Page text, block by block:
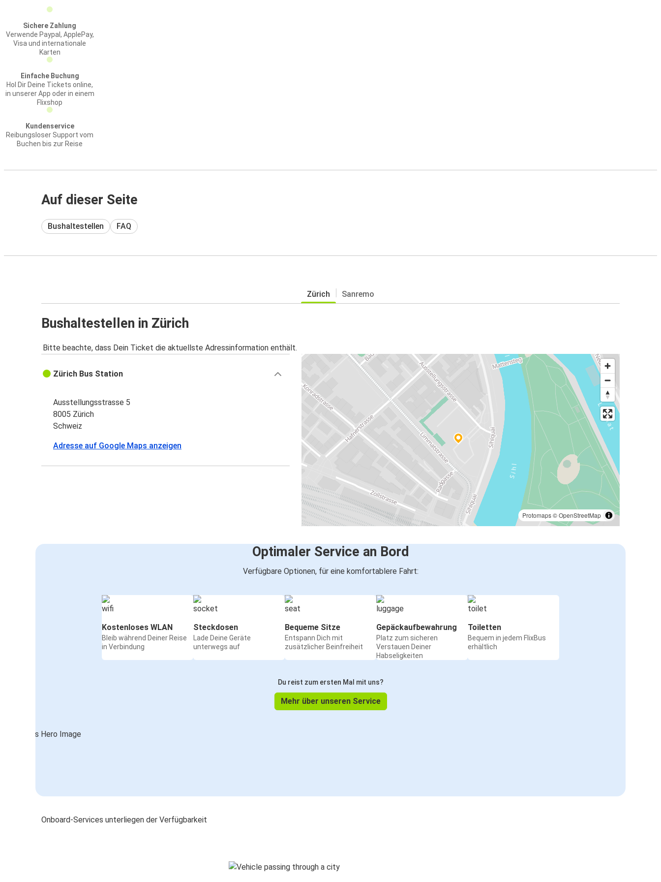
Sichere Zahlung
Verwende Paypal, ApplePay,
Visa und internationale
Karten
Einfache Buchung
Hol Dir Deine Tickets online,
in unserer App oder in einem
Flixshop
Kundenservice
Reibungsloser Support vom
Buchen bis zur Reise
Auf dieser Seite
Bushaltestellen FAQ
Zürich Sanremo
Bushaltestellen in Zürich
Bitte beachte, dass Dein Ticket die aktuellste Adressinformation enthält.
Protomaps©OpenStreetMap
Zürich Bus Station
Ausstellungsstrasse 5
8005 Zürich
Schweiz
Adresse auf Google Maps anzeigen
Optimaler Service an Bord
Verfügbare Optionen, für eine komfortablere Fahrt:
Kostenloses WLAN
Bleib während Deiner Reise
in Verbindung
Steckdosen
Lade Deine Geräte
unterwegs auf
Bequeme Sitze
Entspann Dich mit
zusätzlicher Beinfreiheit
Gepäckaufbewahrung
Platz zum sicheren
Verstauen Deiner
Habseligkeiten
Toiletten
Bequem in jedem FlixBus
erhältlich
Du reist zum ersten Mal mit uns?
Mehr über unseren Service
Onboard-Services unterliegen der Verfügbarkeit